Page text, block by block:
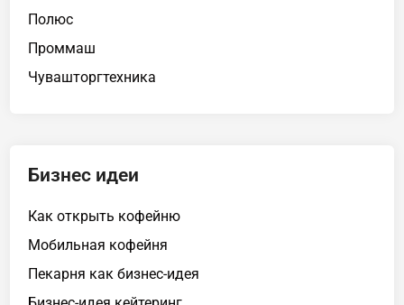
Полюс
Проммаш
Чувашторгтехника
Бизнес идеи
Как открыть кофейню
Мобильная кофейня
Пекарня как бизнес-идея